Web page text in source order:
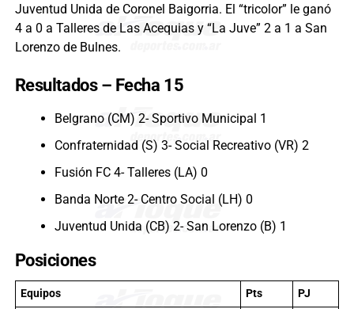
Juventud Unida de Coronel Baigorria. El “tricolor” le ganó
4 a 0 a Talleres de Las Acequias y “La Juve” 2 a 1 a San
Lorenzo de Bulnes.
Resultados – Fecha 15
Belgrano (CM) 2- Sportivo Municipal 1
Confraternidad (S) 3- Social Recreativo (VR) 2
Fusión FC 4- Talleres (LA) 0
Banda Norte 2- Centro Social (LH) 0
Juventud Unida (CB) 2- San Lorenzo (B) 1
Posiciones
Equipos Pts PJ